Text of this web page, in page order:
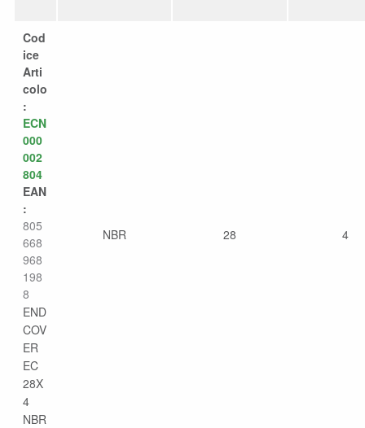
Cod
ice
Arti
colo
:
ECN
000
002
804
EAN
:
805
668
968
198
8
END
COV
ER
EC
28X
4
NBR
NBR 28 4